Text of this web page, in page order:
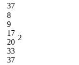
37
8
9
17
20
33
37
2